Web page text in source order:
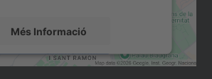
Més Informació
Accepta